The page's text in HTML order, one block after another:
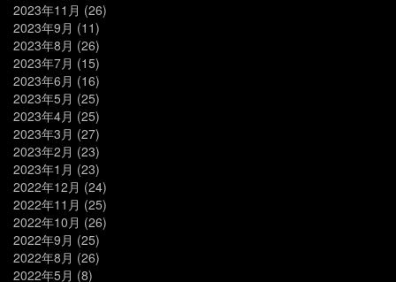
2023年11月 (26)
2023年9月 (11)
2023年8月 (26)
2023年7月 (15)
2023年6月 (16)
2023年5月 (25)
2023年4月 (25)
2023年3月 (27)
2023年2月 (23)
2023年1月 (23)
2022年12月 (24)
2022年11月 (25)
2022年10月 (26)
2022年9月 (25)
2022年8月 (26)
2022年5月 (8)